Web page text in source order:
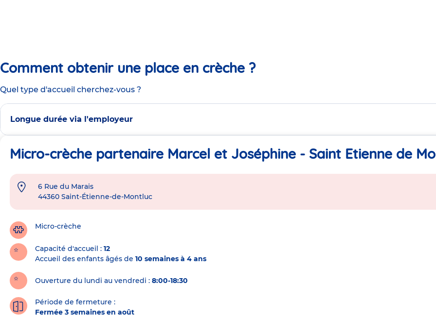
Comment obtenir une place en crèche ?
Quel type d'accueil cherchez-vous ?
Longue durée via l'employeur
Micro-crèche partenaire Marcel et Joséphine - Saint Etienne de
Adresse
crèche
6 Rue du Marais
44360 Saint-Étienne-de-Montluc
Micro-crèche
Capacité d'accueil
12
Accueil des enfants âgés de 10 semaines à 4 ans
Ouverture du lundi au vendredi : 8:00-18:30
Période de fermeture :
Fermée 3 semaines en août